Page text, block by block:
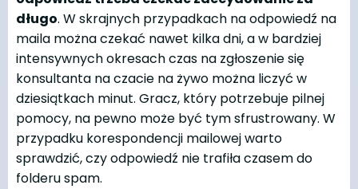
długo. W skrajnych przypadkach na odpowiedź na
maila można czekać nawet kilka dni, a w bardziej
intensywnych okresach czas na zgłoszenie się
konsultanta na czacie na żywo można liczyć w
dziesiątkach minut. Gracz, który potrzebuje pilnej
pomocy, na pewno może być tym sfrustrowany. W
przypadku korespondencji mailowej warto
sprawdzić, czy odpowiedź nie trafiła czasem do
folderu spam.